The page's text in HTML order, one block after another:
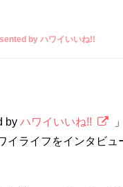
by ハワイいいね!!
by ハワイいいね!!
イライフをインタビュ